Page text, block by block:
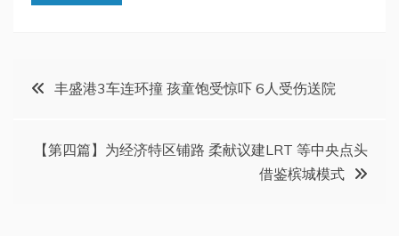
文
丰盛港3车连环撞 孩童饱受惊吓 6人受伤送院
【第四篇】为经济特区铺路 柔献议建LRT 等中央点头
借鉴槟城模式